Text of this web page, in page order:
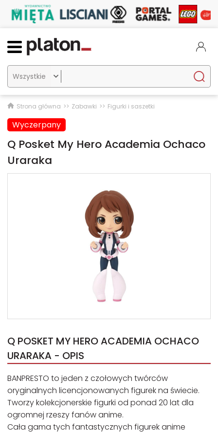

Strona główna Zabawki Figurki i saszetki
Wyczerpany
Q Posket My Hero Academia Ochaco
Uraraka
Q POSKET MY HERO ACADEMIA OCHACO
URARAKA - OPIS
BANPRESTO to jeden z czołowych twórców
oryginalnych licencjonowanych figurek na świecie.
Tworzy kolekcjonerskie figurki od ponad 20 lat dla
ogromnej rzeszy fanów anime.
Cała gama tych fantastycznych figurek anime